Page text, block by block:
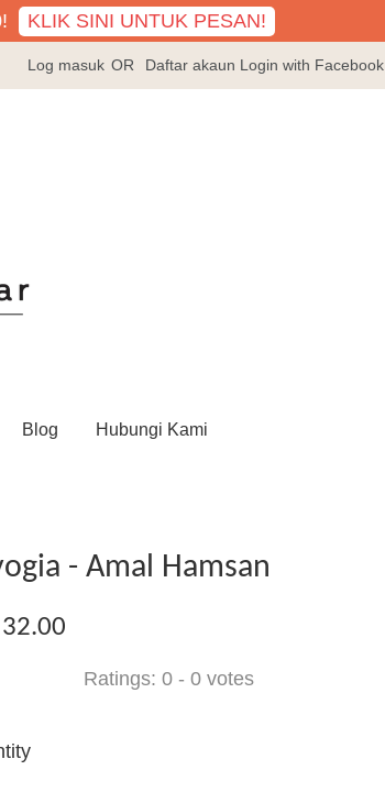
KLIK SINI UNTUK PESAN!
Log masuk OR Daftar akaun Login with Facebook
Blog Hubungi Kami
- Amal Hamsan
Ratings: 0 - 0 votes